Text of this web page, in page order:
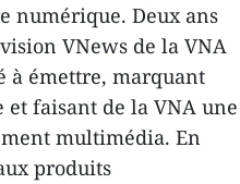
numérique. Deux ans
VNews de la VNA
à émettre, marquant
faisant de la VNA une
multimédia. En
produits